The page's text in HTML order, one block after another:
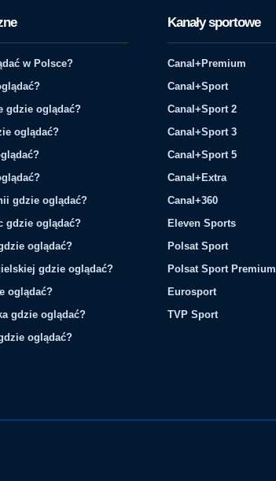
w Polsce?
gdzie oglądać?
oglądać?
gdzie oglądać?
gdzie oglądać?
oglądać?
gdzie oglądać?
oglądać?
gdzie oglądać?
oglądać?
Kanały sportowe
Canal+Premium
Canal+Sport
Canal+Sport 2
Canal+Sport 3
Canal+Sport 5
Canal+Extra
Canal+360
Eleven Sports
Polsat Sport
Polsat Sport Premium
Eurosport
TVP Sport